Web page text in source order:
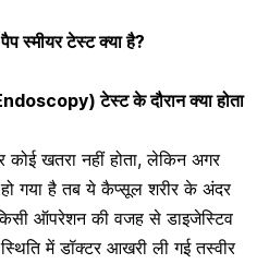
स्मीयर टेस्ट क्या है?
टेस्ट के दौरान क्या होता
कोई खतरा नहीं होता, लेकिन अगर
हो गया है तब ये कैप्सूल शरीर के अंदर
ऑपरेशन की वजह से डाइजेस्टिव
स्थिति में डॉक्टर आखरी ली गई तस्वीर